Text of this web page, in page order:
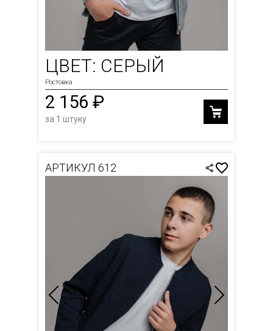
ЦВЕТ: СЕРЫЙ
Ростовка
2 156 ₽
за 1 штуку
АРТИКУЛ 612